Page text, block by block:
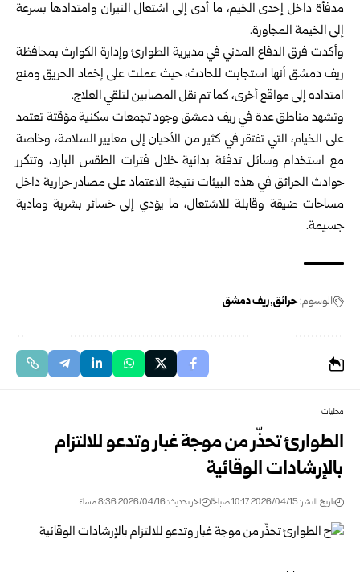
مدفأة داخل إحدى الخيم، ما أدى إلى اشتعال النيران وامتدادها بسرعة
إلى الخيمة المجاورة.
وأكدت فرق الدفاع المدني في مديرية الطوارئ وإدارة الكوارث بمحافظة
ريف دمشق أنها استجابت للحادث، حيث عملت على إخماد الحريق ومنع
امتداده إلى مواقع أخرى، كما تم نقل المصابين لتلقي العلاج.
وتشهد مناطق عدة في ريف دمشق وجود تجمعات سكنية مؤقتة تعتمد
على الخيام، التي تفتقر في كثير من الأحيان إلى معايير السلامة، وخاصة
مع استخدام وسائل تدفئة بدائية خلال فترات الطقس البارد، وتتكرر
حوادث الحرائق في هذه البيئات نتيجة الاعتماد على مصادر حرارية داخل
مساحات ضيقة وقابلة للاشتعال، ما يؤدي إلى خسائر بشرية ومادية
جسيمة.
الوسوم:حرائق ريف دمشق
محليات
الطوارئ تحذّر من موجة غبار وتدعو للالتزام
بالإرشادات الوقائية
تاريخ النشر: 2026/04/15 10:17 صباحًا اخر تحديث: 2026/04/16 8:36 مساءً